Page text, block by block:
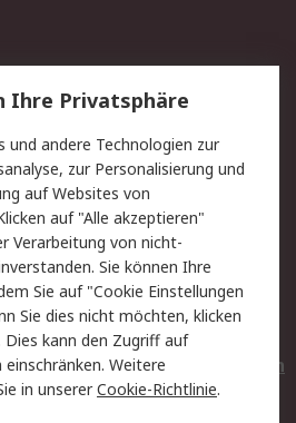
Lieferlösungen
Kontakt
Privatkunden
Datenschutz
Zahlungsbedingungen
Entsorgung
Elektrogeräte/Batterien
Ihre Privatsphäre
und andere Technologien zur
zur Personalisierung und
auf Websites von
auf "Alle akzeptieren"
Verarbeitung von nicht-
Sie können Ihre
Sie auf "Cookie Einstellungen
Sie dies nicht möchten, klicken
Dies kann den Zugriff auf
Weitere
in unsererCookie-Richtlinie.